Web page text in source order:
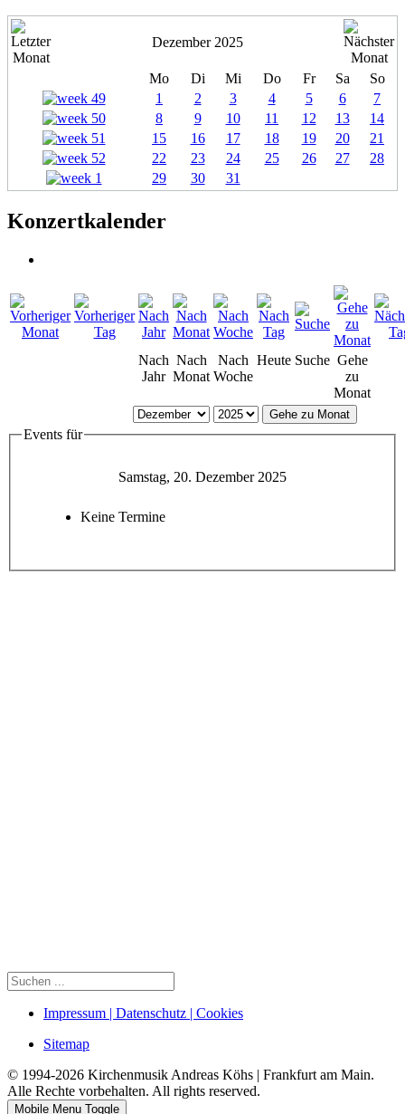
Dezember 2025
Mo Di Mi Do Fr Sa
So
1
2 3 4 5 6
7
8
9 10 11 12 13
14
15
16 17 18 19 20
21
22
23 24 25 26 27
28
29
30 31
Konzertkalender
Nach
Jahr
Nach
Monat
Nach
Woche
Heute Suche Gehe
zu
Monat
Gehe zu Monat
Events für
Samstag, 20. Dezember 2025
Keine Termine
Impressum | Datenschutz | Cookies
Sitemap
© 1994-2026 Kirchenmusik Andreas Köhs | Frankfurt am Main.
Alle Rechte vorbehalten. All rights reserved.
Mobile Menu Toggle